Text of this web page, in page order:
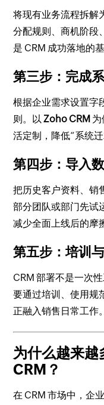
将现有业务流程拆解
分配规则、商机阶段
是 CRM 成功落地的基
第三步：完成
根据企业需求设置字
则。以Zoho CRM 为
活定制，降低“系统
第四步：导入
把历史客户资料、销
部分团队或部门先试
减少全面上线后的摩
第五步：培训
CRM 部署不是一次
要通过培训、使用规
正融入销售日常工作。
为什么越来
CRM？
在 CRM 市场中，企